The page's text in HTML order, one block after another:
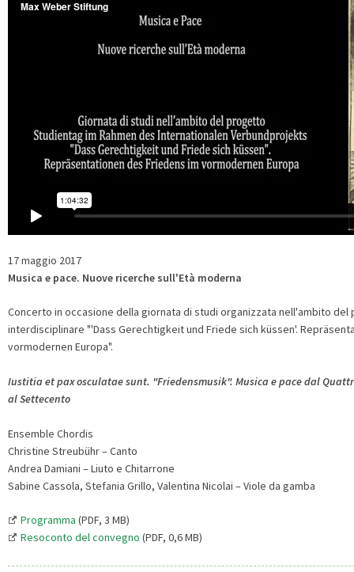
17 maggio 2017
Musica e pace. Nuove ricerche sull'Età moderna
Concerto in occasione della giornata di studi organizzata nell'ambito
interdisciplinare "'Dass Gerechtigkeit und Friede sich küssen'.
vormodernen Europa".
Iustitia et pax osculatae sunt. "Friedensmusik". Musica e pace dal
al Settecento
Ensemble Chordis
Christine Streubühr – Canto
Andrea Damiani – Liuto e Chitarrone
Sabine Cassola, Stefania Grillo, Valentina Nicolai – Viole da gamba
Programma (PDF, 3 MB)
Resoconto del convegno (PDF, 0,6 MB)